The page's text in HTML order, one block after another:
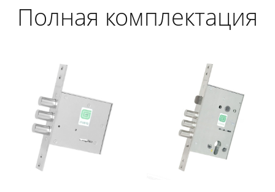
Полная комплектация